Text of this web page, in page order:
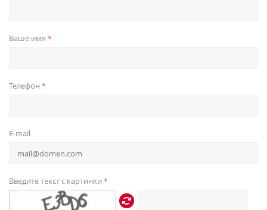
Ваше имя *
Телефон *
E-mail
Введите текст с картинки *